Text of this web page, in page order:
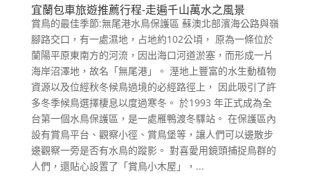
宜蘭包車旅遊推薦行程-走遍千山萬水之風景
賞鳥的最佳季節:無尾港水鳥保護區 蘇澳北部濱海公路與嶺
腳路交口，有一處濕地，占地約102公頃， 原為一條位於
蘭陽平原東南方的河流，因出海口河道淤塞，而形成一片
海岸沼澤地，故名「無尾港」。 溼地上豐富的水生動植物
資源以及位經秋冬候鳥過境的必經路徑上， 因此吸引了許
多冬季候鳥選擇棲息以度過寒冬。 於1993 年正式成為全
台第一個水鳥保護區，是一處雁鴨渡冬驛站。 在保護區內
設有賞鳥平台、觀察小徑、賞鳥堡等，讓人們可以邊散步
邊觀察一旁是否有水鳥的蹤影。 對喜愛用鏡頭捕捉鳥群的
人們，還貼心設置了「賞鳥小木屋」，...